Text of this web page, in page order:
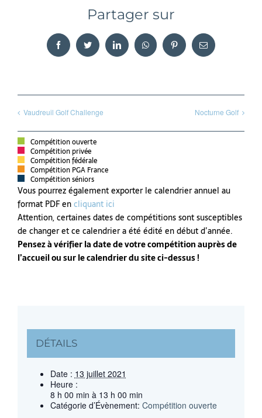
Partager sur
FacebookTwitter LinkedInWhatsAppPinterestEmail
Vaudreuil Golf Challenge Nocturne Golf
Compétition ouverte
Compétition privée
Compétition fédérale
Compétition PGA France
Compétition séniors
Vous pourrez également exporter le calendrier annuel au
format PDF encliquant ici
Attention, certaines dates de compétitions sont susceptibles
de changer et ce calendrier a été édité en début d’année.
Pensez à vérifier la date de votre compétition auprès de
l’accueil ou sur le calendrier du site ci-dessus !
DÉTAILS
Date : 13 juillet 2021
Heure :
8 h 00 min à 13 h 00 min
Catégorie d’Évènement: Compétition ouverte